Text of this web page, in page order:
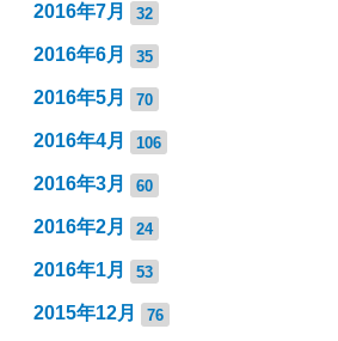
2016年7月 32
2016年6月 35
2016年5月 70
2016年4月 106
2016年3月 60
2016年2月 24
2016年1月 53
2015年12月 76